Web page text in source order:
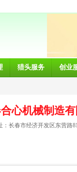
猎头服务 创业
心机械制造有
：长春市经济开发区东营路